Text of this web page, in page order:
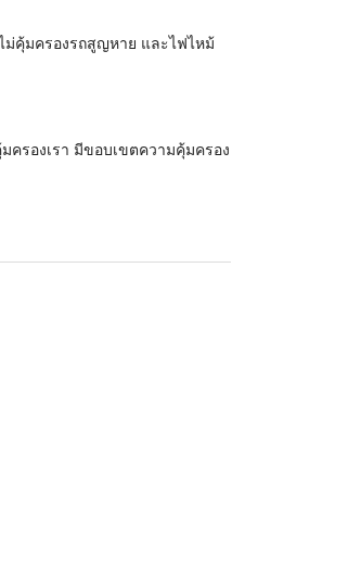
ม่คุ้มครองรถสูญหาย และไฟไหม้
ครองเรา มีขอบเขตความคุ้มครอง